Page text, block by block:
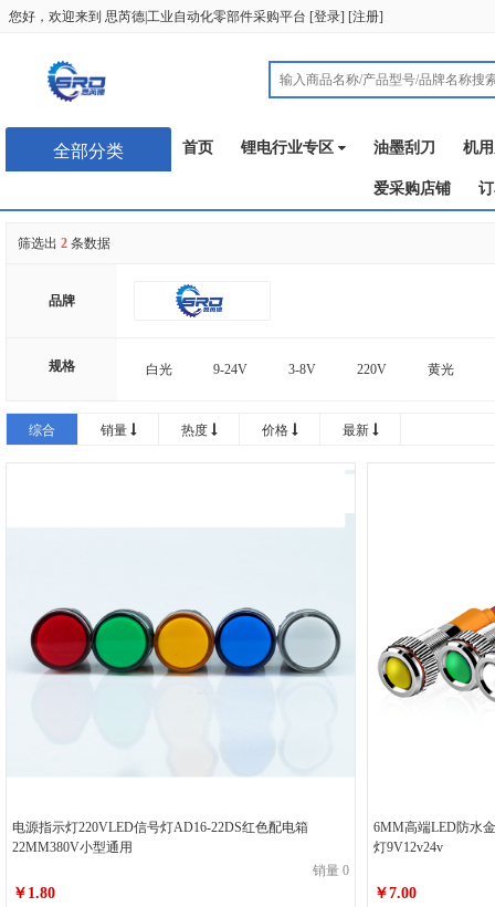
您好，欢迎来到 思芮德|工业自动化零部件采购平台 [登录] [注册]
全部分类 首页 锂电行业专区 油墨刮刀 机
爱采购店铺
筛选出 2 条数据
品牌
规格 白光 9-24V 3-8V 220V 黄光
综合
销量 热度 价格 最新
电源指示灯220VLED信号灯AD16-22DS红色配电箱
22MM380V小型通用
销量 0
￥1.80
6MM高端LED防水
灯9V12v24v
￥7.00